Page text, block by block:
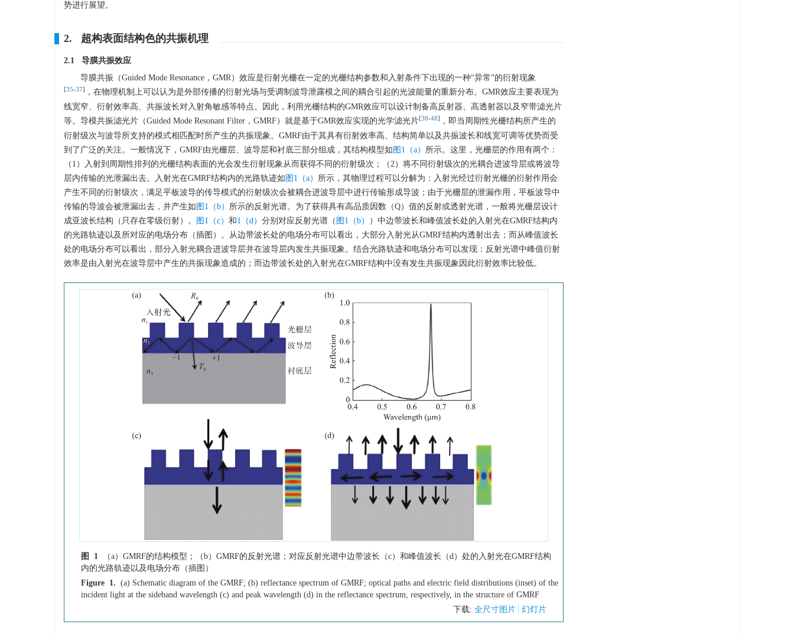
势进行展望。
2. 超构表面结构色的共振机理
2.1 导膜共振效应
导膜共振（Guided Mode Resonance，GMR）效应是衍射光栅在一定的光栅结构参数和入射条件下出现的一种“异常”的衍射现象
[35-37]
，在物理机制上可以认为是外部传播的衍射光场与受调制波导泄露模之间的耦合引起的光波能量的重新分布。GMR效应主要表现为
线宽窄、衍射效率高、共振波长对入射角敏感等特点。因此，利用光栅结构的GMR效应可以设计制备高反射器、高透射器以及窄带滤光片
等。导模共振滤光片（Guided Mode Resonant Filter，GMRF）就是基于GMR效应实现的光学滤光片[38-48]
，即当周期性光栅结构所产生的
衍射级次与波导所支持的模式相匹配时所产生的共振现象。GMRF由于其具有衍射效率高、结构简单以及共振波长和线宽可调等优势而受
到了广泛的关注。一般情况下，GMRF由光栅层、波导层和衬底三部分组成，其结构模型如 图1（a） 所示。这里，光栅层的作用有两个：
（1）入射到周期性排列的光栅结构表面的光会发生衍射现象从而获得不同的衍射级次；（2）将不同衍射级次的光耦合进波导层或将波导
层内传输的光泄漏出去。入射光在GMRF结构内的光路轨迹如 图1（a） 所示，其物理过程可以分解为：入射光经过衍射光栅的衍射作用会
产生不同的衍射级次，满足平板波导的传导模式的衍射级次会被耦合进波导层中进行传输形成导波；由于光栅层的泄漏作用，平板波导中
传输的导波会被泄漏出去，并产生如 图1（b） 所示的反射光谱。为了获得具有高品质因数（Q）值的反射或透射光谱，一般将光栅层设计
成亚波长结构（只存在零级衍射）。
图1（c） 和 1（d） 分别对应反射光谱（ 图1（b）
）中边带波长和峰值波长处的入射光在GMRF结构内
的光路轨迹以及所对应的电场分布（插图）。从边带波长处的电场分布可以看出，大部分入射光从GMRF结构内透射出去；而从峰值波长
处的电场分布可以看出，部分入射光耦合进波导层并在波导层内发生共振现象。结合光路轨迹和电场分布可以发现：反射光谱中峰值衍射
效率是由入射光在波导层中产生的共振现象造成的；而边带波长处的入射光在GMRF结构中没有发生共振现象因此衍射效率比较低。
图 1
（a）GMRF的结构模型；（b）GMRF的反射光谱；对应反射光谱中边带波长（c）和峰值波长（d）处的入射光在GMRF结构
内的光路轨迹以及电场分布（插图）
Figure 1. (a) Schematic diagram of the GMRF; (b) reflectance spectrum of GMRF; optical paths and electric field distributions (inset) of the
incident light at the sideband wavelength (c) and peak wavelength (d) in the reflectance spectrum, respectively, in the structure of GMRF
下载: 全尺寸图片 幻灯片